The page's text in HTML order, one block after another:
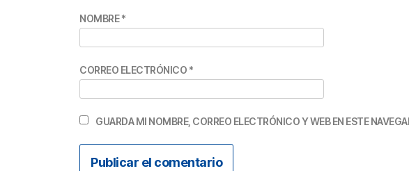
NOMBRE*
CORREO ELECTRÓNICO *
GUARDA MI NOMBRE, CORREO ELECTRÓNICO Y WEB EN ESTE